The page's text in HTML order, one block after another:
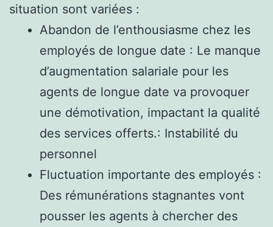
situation sont variées :
Abandon de l’enthousiasme chez les
employés de longue date : Le manque
d’augmentation salariale pour les
agents de longue date va provoquer
une démotivation, impactant la qualité
des services offerts.: Instabilité du
personnel
Fluctuation importante des employés :
Des rémunérations stagnantes vont
pousser les agents à chercher des